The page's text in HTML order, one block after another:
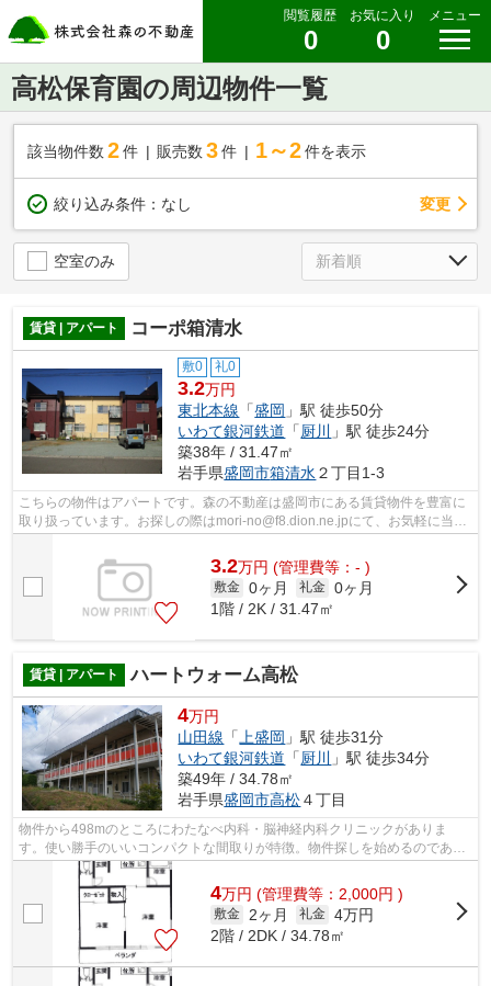
閲覧履歴
0
お気に入り
0
メニュー
高松保育園の周辺物件一覧
該当物件数 2件 販売数 3 件 1～2 件を表示
絞り込み条件： なし 変更
空室のみ
賃貸 | アパート コーポ箱清水
敷0 礼0
3.2万円
東北本線 「盛岡 」駅 徒歩50分
いわて銀河鉄道 「厨川
」駅 徒歩24分
築38年 / 31.47㎡
岩手県盛岡市箱清水２丁目1-3
こちらの物件はアパートです。森の不動産は盛岡市にある賃貸物件を豊富に
取り扱っています。お探しの際はmori-no@f8.dion.ne.jpにて、お気軽に当社
3.2万円 (管理費等：- )
敷金 0ヶ月 礼金 0ヶ月
1階 / 2K / 31.47㎡
賃貸 | アパート ハートウォーム高松
4万円
山田線 「 上盛岡 」駅 徒歩31分
いわて銀河鉄道 「 厨川
」駅 徒歩34分
築49年 / 34.78㎡
岩手県盛岡市高松４丁目
物件から498mのところにわたなべ内科・脳神経内科クリニックがありま
す。使い勝手のいいコンパクトな間取りが特徴。物件探しを始めるのであれ
ば、森の不動産から始めませんか？お客様...
4万円 (管理費等：2,000円 )
敷金 2ヶ月 礼金 4万円
2階 / 2DK / 34.78㎡